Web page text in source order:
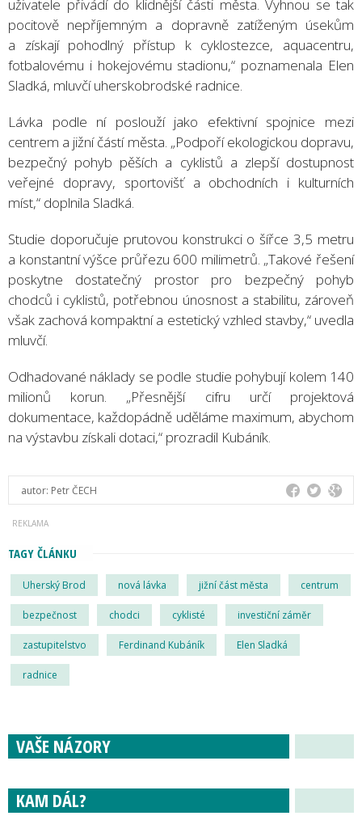
uživatele přivádí do klidnější části města. Vyhnou se tak
pocitově nepříjemným a dopravně zatíženým úsekům
a získají pohodlný přístup k cyklostezce, aquacentru,
fotbalovému i hokejovému stadionu,“ poznamenala Elen
Sladká, mluvčí uherskobrodské radnice.
Lávka podle ní poslouží jako efektivní spojnice mezi
centrem a jižní částí města. „Podpoří ekologickou dopravu,
bezpečný pohyb pěších a cyklistů a zlepší dostupnost
veřejné dopravy, sportovišť a obchodních i kulturních
míst,“ doplnila Sladká.
Studie doporučuje prutovou konstrukci o šířce 3,5 metru
a konstantní výšce průřezu 600 milimetrů. „Takové řešení
poskytne dostatečný prostor pro bezpečný pohyb
chodců i cyklistů, potřebnou únosnost a stabilitu, zároveň
však zachová kompaktní a estetický vzhled stavby,“ uvedla
mluvčí.
Odhadované náklady se podle studie pohybují kolem 140
milionů korun. „Přesnější cifru určí projektová
dokumentace, každopádně uděláme maximum, abychom
na výstavbu získali dotaci,“ prozradil Kubáník.
autor: Petr ČECH
TAGY ČLÁNKU
Uherský Brod nová lávka jižní část města centrum
bezpečnost chodci cyklisté investiční záměr
zastupitelstvo Ferdinand Kubáník Elen Sladká
radnice
VAŠE NÁZORY
KAM DÁL?